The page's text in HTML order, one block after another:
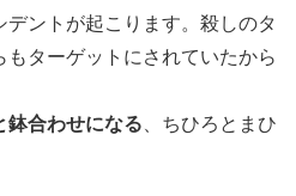
ントが起こります。殺しのタ
ターゲットにされていたから
鉢合わせになる 、ちひろとまひ